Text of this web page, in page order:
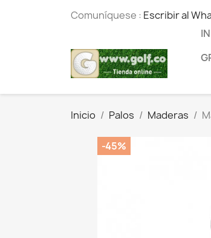
Comuníquese : Escribir al
Inicio Palos Maderas
-45%